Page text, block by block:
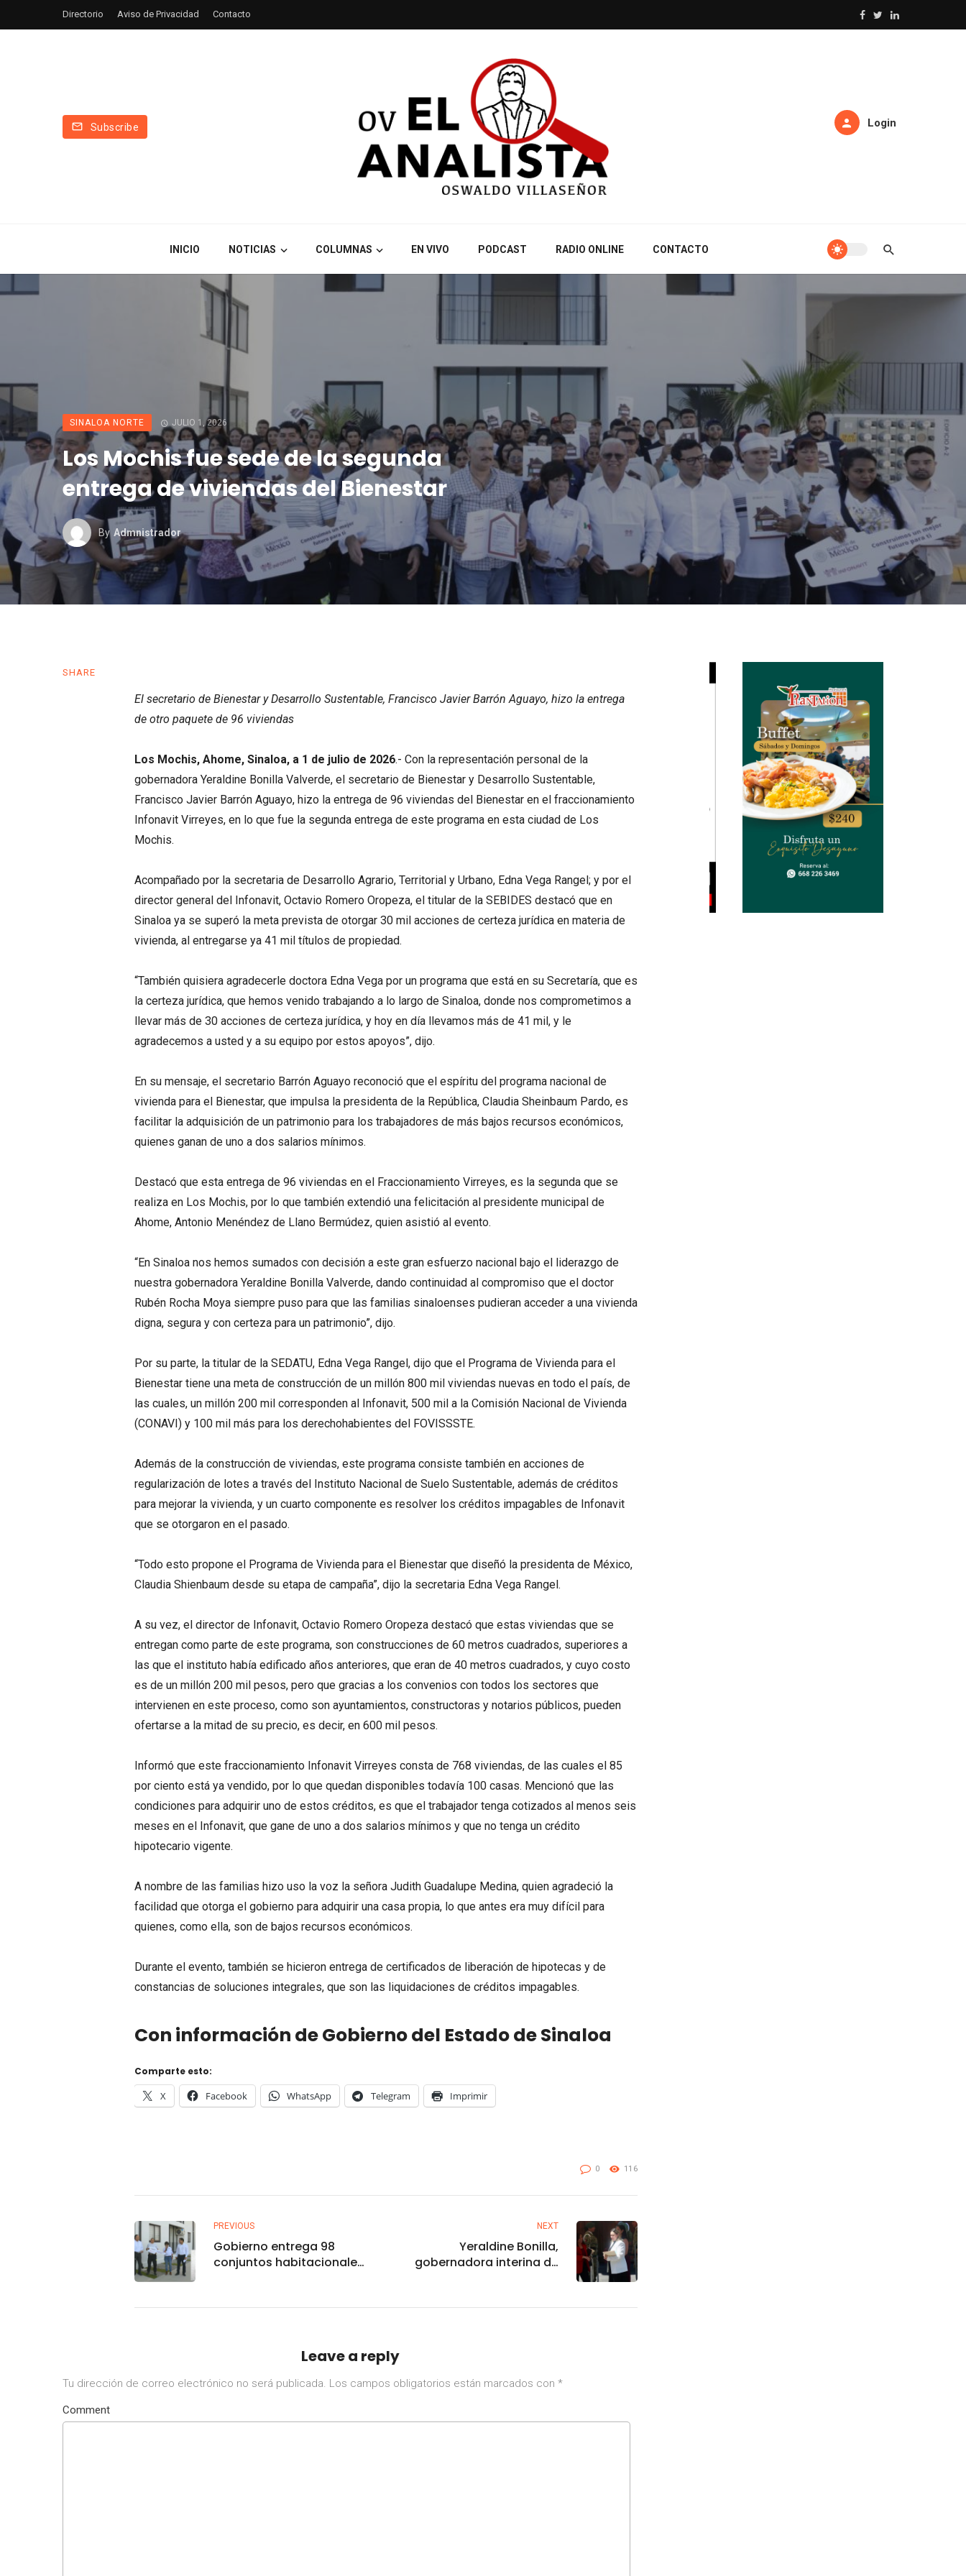
Directorio Aviso de Privacidad Contacto
Subscribe Login
INICIO NOTICIAS COLUMNAS EN VIVO PODCAST RADIO ONLINE CONTACTO
SINALOA NORTE JULIO 1, 2026
Los Mochis fue sede de la segunda
entrega de viviendas del Bienestar
By Admnistrador
SHARE
El secretario de Bienestar y Desarrollo Sustentable, Francisco Javier Barrón Aguayo, hizo la entrega
de otro paquete de 96 viviendas
Los Mochis, Ahome, Sinaloa, a 1 de julio de 2026.- Con la representación personal de la
gobernadora Yeraldine Bonilla Valverde, el secretario de Bienestar y Desarrollo Sustentable,
Francisco Javier Barrón Aguayo, hizo la entrega de 96 viviendas del Bienestar en el fraccionamiento
Infonavit Virreyes, en lo que fue la segunda entrega de este programa en esta ciudad de Los
Mochis.
Acompañado por la secretaria de Desarrollo Agrario, Territorial y Urbano, Edna Vega Rangel; y por el
director general del Infonavit, Octavio Romero Oropeza, el titular de la SEBIDES destacó que en
Sinaloa ya se superó la meta prevista de otorgar 30 mil acciones de certeza jurídica en materia de
vivienda, al entregarse ya 41 mil títulos de propiedad.
“También quisiera agradecerle doctora Edna Vega por un programa que está en su Secretaría, que es
la certeza jurídica, que hemos venido trabajando a lo largo de Sinaloa, donde nos comprometimos a
llevar más de 30 acciones de certeza jurídica, y hoy en día llevamos más de 41 mil, y le
agradecemos a usted y a su equipo por estos apoyos”, dijo.
En su mensaje, el secretario Barrón Aguayo reconoció que el espíritu del programa nacional de
vivienda para el Bienestar, que impulsa la presidenta de la República, Claudia Sheinbaum Pardo, es
facilitar la adquisición de un patrimonio para los trabajadores de más bajos recursos económicos,
quienes ganan de uno a dos salarios mínimos.
Destacó que esta entrega de 96 viviendas en el Fraccionamiento Virreyes, es la segunda que se
realiza en Los Mochis, por lo que también extendió una felicitación al presidente municipal de
Ahome, Antonio Menéndez de Llano Bermúdez, quien asistió al evento.
“En Sinaloa nos hemos sumados con decisión a este gran esfuerzo nacional bajo el liderazgo de
nuestra gobernadora Yeraldine Bonilla Valverde, dando continuidad al compromiso que el doctor
Rubén Rocha Moya siempre puso para que las familias sinaloenses pudieran acceder a una vivienda
digna, segura y con certeza para un patrimonio”, dijo.
Por su parte, la titular de la SEDATU, Edna Vega Rangel, dijo que el Programa de Vivienda para el
Bienestar tiene una meta de construcción de un millón 800 mil viviendas nuevas en todo el país, de
las cuales, un millón 200 mil corresponden al Infonavit, 500 mil a la Comisión Nacional de Vivienda
(CONAVI) y 100 mil más para los derechohabientes del FOVISSSTE.
Además de la construcción de viviendas, este programa consiste también en acciones de
regularización de lotes a través del Instituto Nacional de Suelo Sustentable, además de créditos
para mejorar la vivienda, y un cuarto componente es resolver los créditos impagables de Infonavit
que se otorgaron en el pasado.
“Todo esto propone el Programa de Vivienda para el Bienestar que diseñó la presidenta de México,
Claudia Shienbaum desde su etapa de campaña”, dijo la secretaria Edna Vega Rangel.
A su vez, el director de Infonavit, Octavio Romero Oropeza destacó que estas viviendas que se
entregan como parte de este programa, son construcciones de 60 metros cuadrados, superiores a
las que el instituto había edificado años anteriores, que eran de 40 metros cuadrados, y cuyo costo
es de un millón 200 mil pesos, pero que gracias a los convenios con todos los sectores que
intervienen en este proceso, como son ayuntamientos, constructoras y notarios públicos, pueden
ofertarse a la mitad de su precio, es decir, en 600 mil pesos.
Informó que este fraccionamiento Infonavit Virreyes consta de 768 viviendas, de las cuales el 85
por ciento está ya vendido, por lo que quedan disponibles todavía 100 casas. Mencionó que las
condiciones para adquirir uno de estos créditos, es que el trabajador tenga cotizados al menos seis
meses en el Infonavit, que gane de uno a dos salarios mínimos y que no tenga un crédito
hipotecario vigente.
A nombre de las familias hizo uso la voz la señora Judith Guadalupe Medina, quien agradeció la
facilidad que otorga el gobierno para adquirir una casa propia, lo que antes era muy difícil para
quienes, como ella, son de bajos recursos económicos.
Durante el evento, también se hicieron entrega de certificados de liberación de hipotecas y de
constancias de soluciones integrales, que son las liquidaciones de créditos impagables.
Con información de Gobierno del Estado de Sinaloa
Comparte esto:
X Facebook WhatsApp Telegram Imprimir
0 116
PREVIOUS
Gobierno entrega 98
conjuntos habitacionales
en proceso: Infonavit
NEXT
Yeraldine Bonilla,
gobernadora interina de
ocasión
Leave a reply
Tu dirección de correo electrónico no será publicada. Los campos obligatorios están marcados con *
Comment